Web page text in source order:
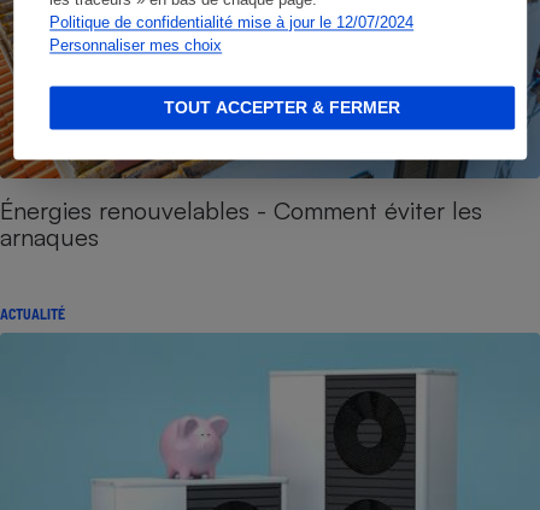
Politique de confidentialité mise à jour le 12/07/2024
Personnaliser mes choix
TOUT ACCEPTER & FERMER
Énergies renouvelables - Comment éviter les
arnaques
ACTUALITÉ